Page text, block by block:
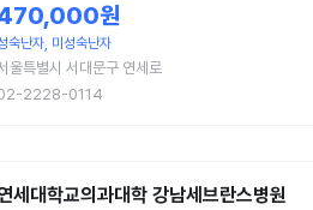
원
숙난자, 미성숙난자
울특별시 서대문구 연세로
2228-0114
세대학교의과대학 강남세브란스병원